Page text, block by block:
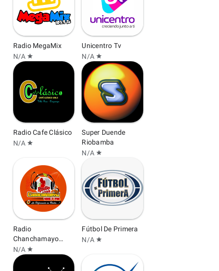
Radio MegaMix
N/A star
Unicentro Tv
N/A star
Radio Cafe Clásico
N/A star
Super Duende
Riobamba
N/A star
Radio
Chanchamayo
105.7 FM
N/A star
Fútbol De Primera
N/A star